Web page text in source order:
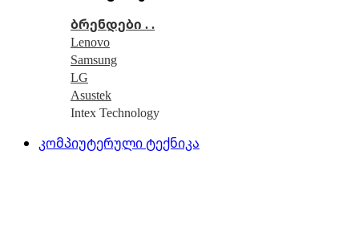
ბრენდები . .
Lenovo
Samsung
LG
Asustek
Intex Technology
კომპიუტერული ტექნიკა